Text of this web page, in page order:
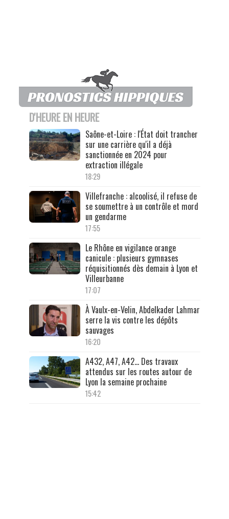
D'HEURE EN HEURE
Saône-et-Loire : l'État doit trancher
sur une carrière qu'il a déjà
sanctionnée en 2024 pour
extraction illégale
18:29
Villefranche : alcoolisé, il refuse de
se soumettre à un contrôle et mord
un gendarme
17:55
Le Rhône en vigilance orange
canicule : plusieurs gymnases
réquisitionnés dès demain à Lyon et
Villeurbanne
17:07
À Vaulx-en-Velin, Abdelkader Lahmar
serre la vis contre les dépôts
sauvages
16:20
A432, A47, A42… Des travaux
attendus sur les routes autour de
Lyon la semaine prochaine
15:42